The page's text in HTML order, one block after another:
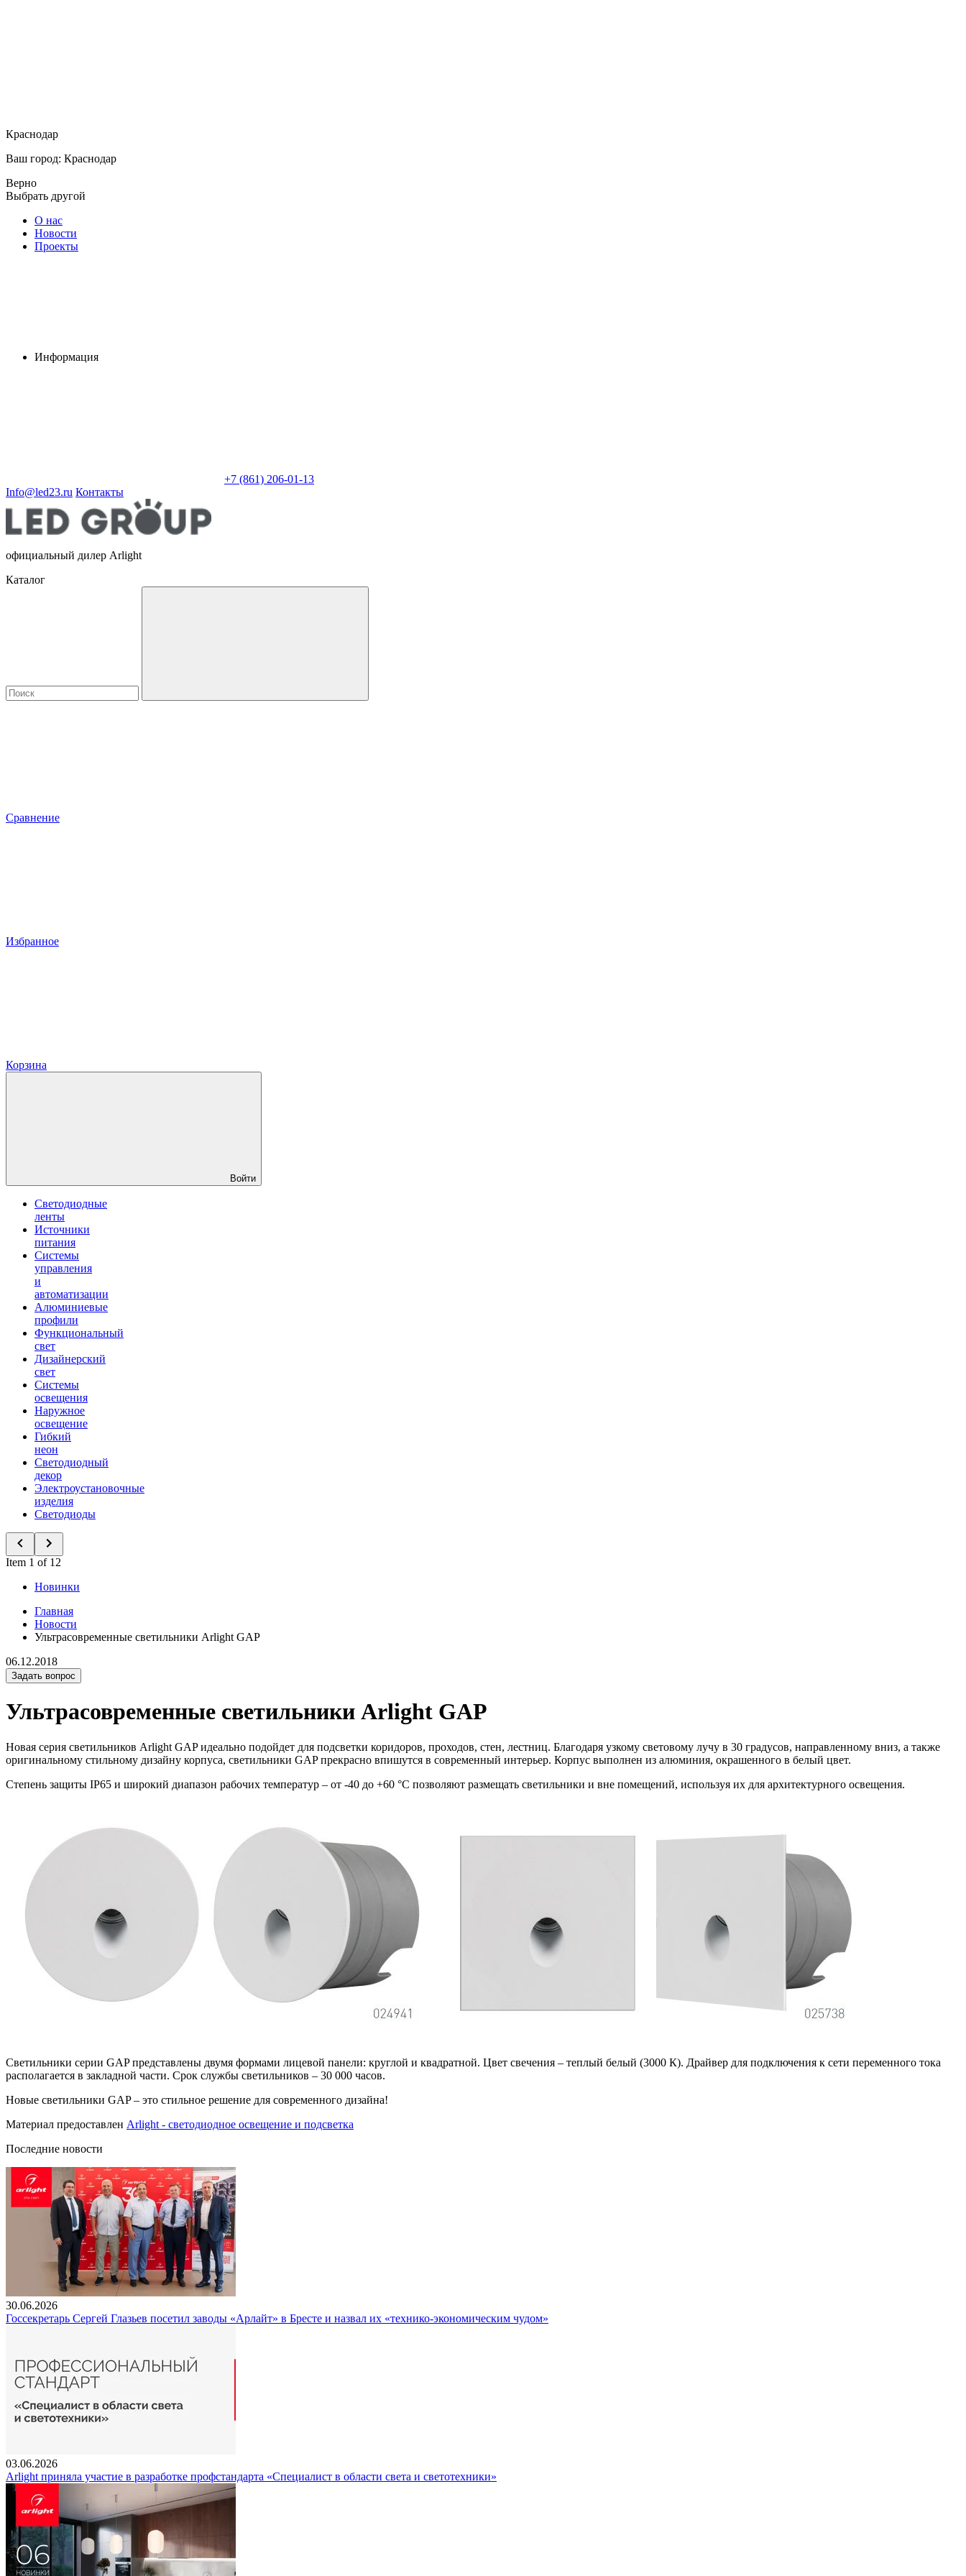
Краснодар
Ваш город: Краснодар
Верно
Выбрать другой
О нас
Новости
Проекты
Информация
+7 (861) 206-01-13
Info@led23.ru Контакты
официальный дилер Arlight
Каталог
Сравнение
Избранное
Корзина
Войти
Светодиодные
ленты
Источники
питания
Системы
управления
и
автоматизации
Алюминиевые
профили
Функциональный
свет
Дизайнерский
свет
Системы
освещения
Наружное
освещение
Гибкий
неон
Светодиодный
декор
Электроустановочные
изделия
Светодиоды
Item 1 of 12
Новинки
Главная
Новости
Ультрасовременные светильники Arlight GAP
06.12.2018
Задать вопрос
Ультрасовременные светильники Arlight GAP
Новая серия светильников Arlight GAP идеально подойдет для подсветки коридоров, проходов, стен, лестниц. Благодаря узкому световому лучу в 30 градусов, направленному вниз, а также
оригинальному стильному дизайну корпуса, светильники GAP прекрасно впишутся в современный интерьер. Корпус выполнен из алюминия, окрашенного в белый цвет.
Степень защиты IP65 и широкий диапазон рабочих температур – от -40 до +60 °C позволяют размещать светильники и вне помещений, используя их для архитектурного освещения.
Светильники серии GAP представлены двумя формами лицевой панели: круглой и квадратной. Цвет свечения – теплый белый (3000 К). Драйвер для подключения к сети переменного тока
располагается в закладной части. Срок службы светильников – 30 000 часов.
Новые светильники GAP – это стильное решение для современного дизайна!
Материал предоставлен Arlight - светодиодное освещение и подсветка
Последние новости
30.06.2026
Госсекретарь Сергей Глазьев посетил заводы «Арлайт» в Бресте и назвал их «технико-экономическим чудом»
03.06.2026
Arlight приняла участие в разработке профстандарта «Специалист в области света и светотехники»